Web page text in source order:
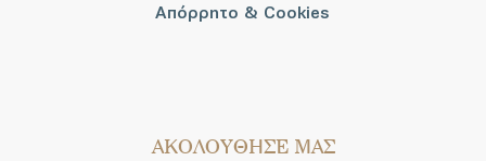
Απόρρητο & Cookies
AΚΟΛΟΥΘΗΣΕ ΜΑΣ